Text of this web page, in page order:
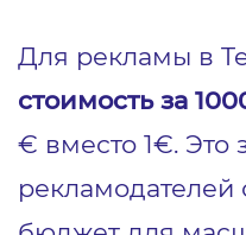
Для рекламы в
стоимость за
€ вместо 1€. Это
рекламодателей